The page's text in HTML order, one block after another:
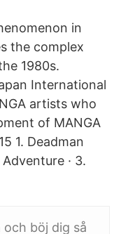
in
the complex
1980s.
International
artists who
of MANGA
1. Deadman
· 3.
böj dig så